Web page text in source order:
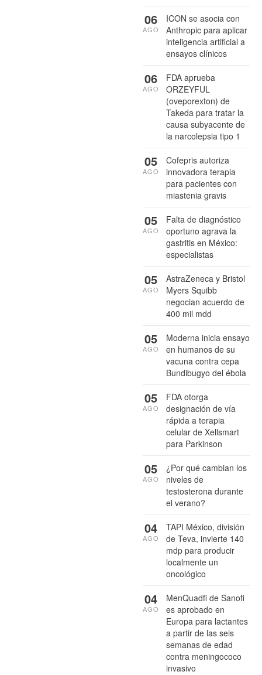
ICON se asocia con
Anthropic para aplicar
inteligencia artificial a
ensayos clínicos
06
AGO
FDA aprueba
ORZEYFUL
(oveporexton) de
Takeda para tratar la
causa subyacente de
la narcolepsia tipo 1
06
AGO
Cofepris autoriza
innovadora terapia
para pacientes con
miastenia gravis
05
AGO
Falta de diagnóstico
oportuno agrava la
gastritis en México:
especialistas
05
AGO
AstraZeneca y Bristol
Myers Squibb
negocian acuerdo de
400 mil mdd
05
AGO
Moderna inicia ensayo
en humanos de su
vacuna contra cepa
Bundibugyo del ébola
05
AGO
FDA otorga
designación de vía
rápida a terapia
celular de Xellsmart
para Parkinson
05
AGO
¿Por qué cambian los
niveles de
testosterona durante
el verano?
05
AGO
TAPI México, división
de Teva, invierte 140
mdp para producir
localmente un
oncológico
04
AGO
MenQuadfi de Sanofi
es aprobado en
Europa para lactantes
a partir de las seis
semanas de edad
contra meningococo
invasivo
04
AGO